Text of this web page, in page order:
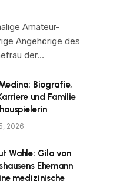
Amateur-
Angehörige des
der…
Biografie,
und Familie
2026
Wahle: Gila von
Ehemann
medizinische